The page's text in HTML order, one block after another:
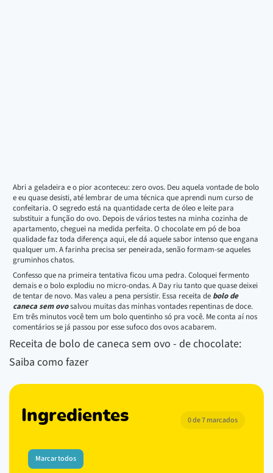
Abri a geladeira e o pior aconteceu: zero ovos. Deu aquela vontade de bolo
e eu quase desisti, até lembrar de uma técnica que aprendi num curso de
confeitaria. O segredo está na quantidade certa de óleo e leite para
substituir a função do ovo. Depois de vários testes na minha cozinha de
apartamento, cheguei na medida perfeita. O chocolate em pó de boa
qualidade faz toda diferença aqui, ele dá aquele sabor intenso que engana
qualquer um. A farinha precisa ser peneirada, senão formam-se aqueles
gruminhos chatos.
Confesso que na primeira tentativa ficou uma pedra. Coloquei fermento
demais e o bolo explodiu no micro-ondas. A Day riu tanto que quase deixei
de tentar de novo. Mas valeu a pena persistir. Essa receita de bolo de
caneca sem ovosalvou muitas das minhas vontades repentinas de doce.
Em três minutos você tem um bolo quentinho só pra você. Me conta aí nos
comentários se já passou por esse sufoco dos ovos acabarem.
Receita de bolo de caneca sem ovo - de chocolate:
Saiba como fazer
Ingredientes 0 de 7 marcados
Marcar todos